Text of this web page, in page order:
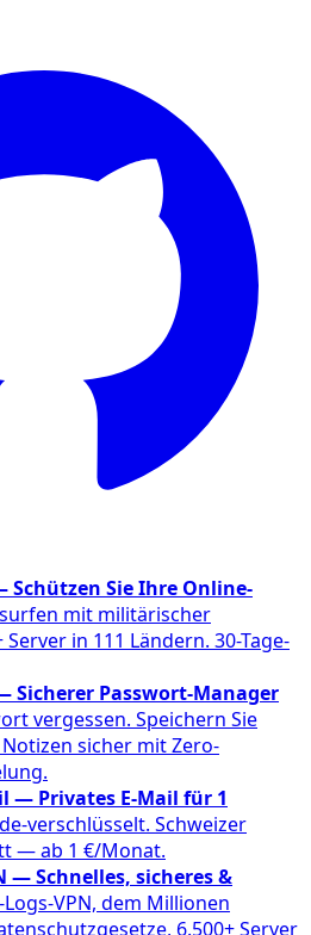
Schützen Sie Ihre Online-
mit militärischer
in 111 Ländern. 30-Tage-
Sicherer Passwort-Manager
vergessen. Speichern Sie
sicher mit Zero-
— Privates E-Mail für 1
verschlüsselt. Schweizer
— ab 1 €/Monat.
— Schnelles, sicheres &
VPN, dem Millionen
6.500+ Server